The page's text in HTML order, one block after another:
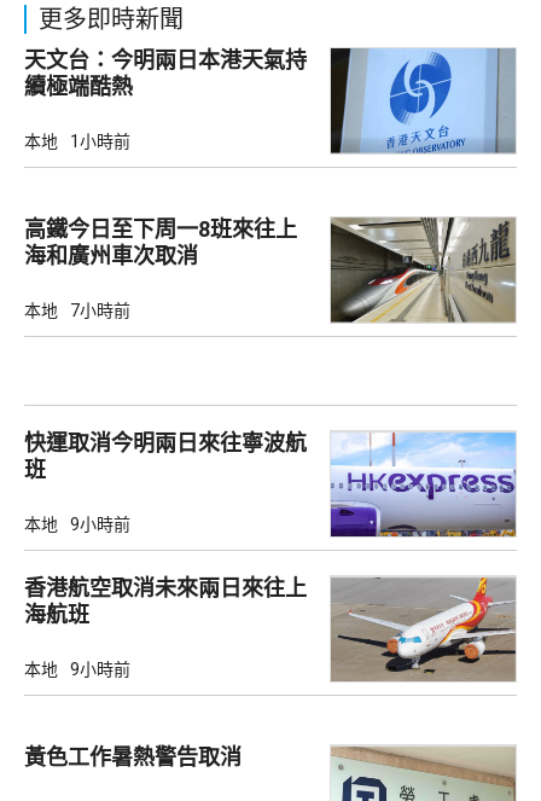
更多即時新聞
天文台：今明兩日本港天氣持
續極端酷熱
本地 1小時前
高鐵今日至下周一8班來往上
海和廣州車次取消
本地 7小時前
快運取消今明兩日來往寧波航
班
本地 9小時前
香港航空取消未來兩日來往上
海航班
本地 9小時前
黃色工作暑熱警告取消